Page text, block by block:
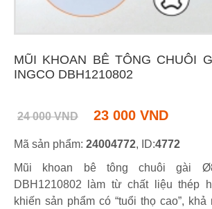
MŨI KHOAN BÊ TÔNG CHUÔI
INGCO DBH1210802
24 000 VND 23 000 VND
Mã sản phẩm: 24004772, ID:4772
Mũi khoan bê tông chuôi gài
DBH1210802 làm từ chất liệu thép
khiến sản phẩm có “tuổi thọ cao”,